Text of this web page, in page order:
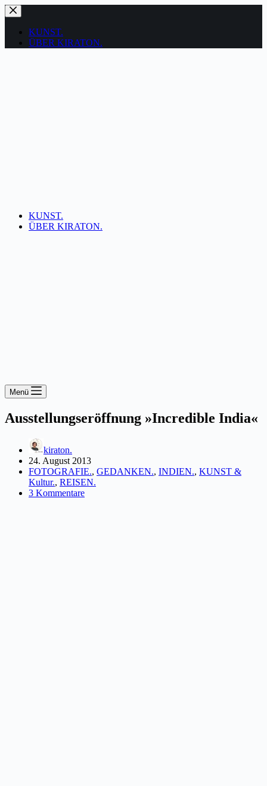
Zum
Inhalt
springenKUNST.
ÜBER KIRATON.
KUNST.
ÜBER KIRATON.
Menü
Ausstellungseröffnung »Incredible India«
kiraton.
24. August 2013
FOTOGRAFIE., GEDANKEN., INDIEN., KUNST &
Kultur., REISEN.
3 Kommentare